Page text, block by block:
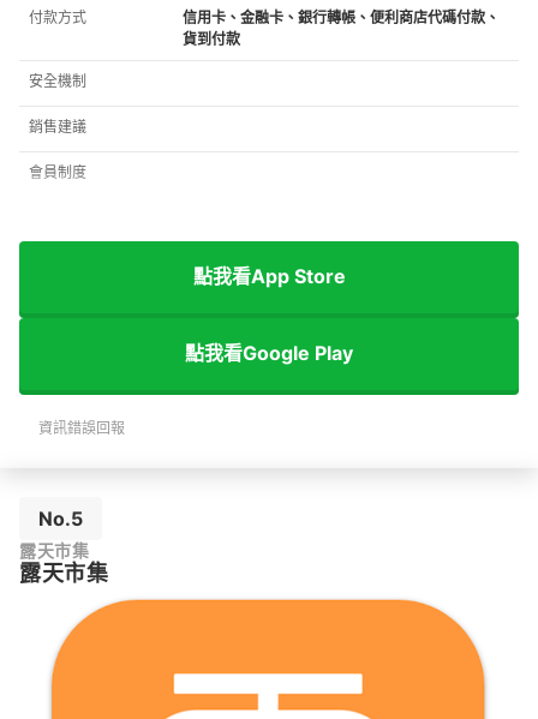
付款方式
信用卡、金融卡、銀行轉帳、便利商店代碼付款、
貨到付款
安全機制
銷售建議
會員制度
點我看App Store
點我看Google Play
資訊錯誤回報
No.5
露天市集
露天市集